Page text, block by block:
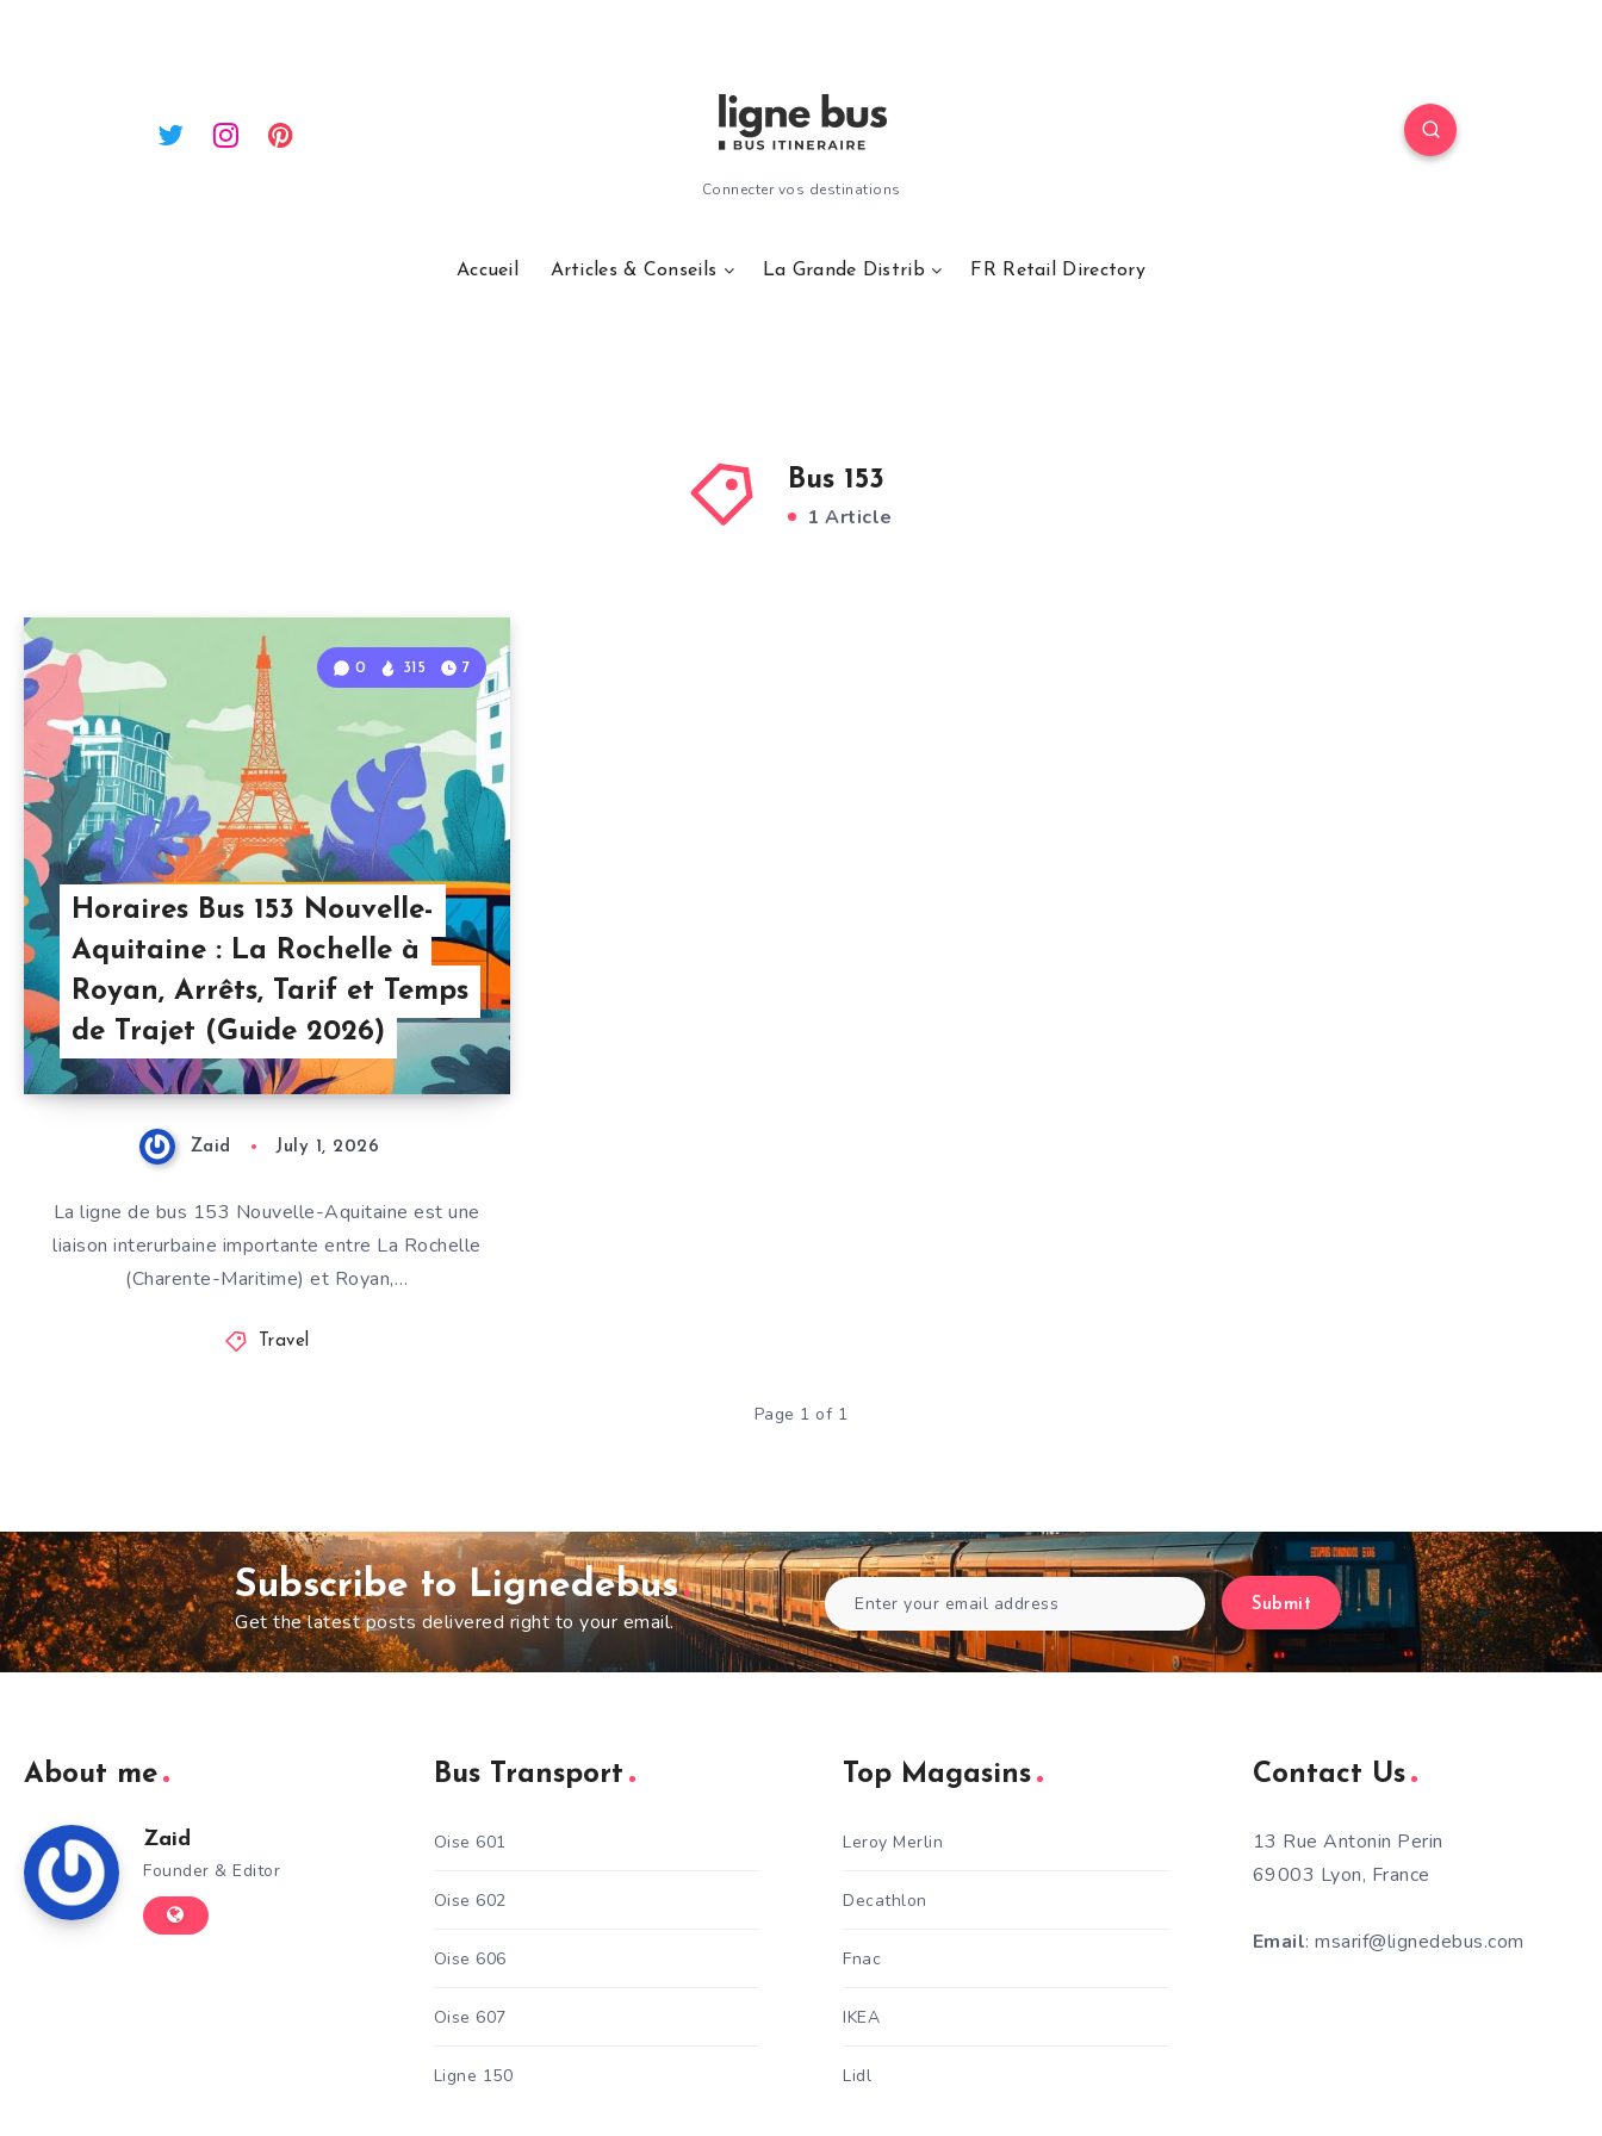
Connecter vos destinations
Accueil Articles & Conseils La Grande Distrib FR Retail Directory
Bus 153
1 Article
Horaires Bus 153 Nouvelle-
Aquitaine : La Rochelle à
Royan, Arrêts, Tarif et Temps
de Trajet (Guide 2026)
0 315 7
Zaid July 1, 2026
La ligne de bus 153 Nouvelle-Aquitaine est une
liaison interurbaine importante entre La Rochelle
(Charente-Maritime) et Royan,…
Travel
Page 1 of 1
Subscribe to Lignedebus
Get the latest posts delivered right to your email.
Submit
About me
Zaid
Founder & Editor
Bus Transport
Oise 601
Oise 602
Oise 606
Oise 607
Ligne 150
Top Magasins
Leroy Merlin
Decathlon
Fnac
IKEA
Lidl
Contact Us
13 Rue Antonin Perin
69003 Lyon, France
Email: msarif@lignedebus.com